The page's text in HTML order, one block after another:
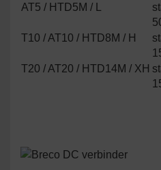
AT5 / HTD5M / L
T10 / AT10 / HTD8M / H
T20 / AT20 / HTD14M / XH